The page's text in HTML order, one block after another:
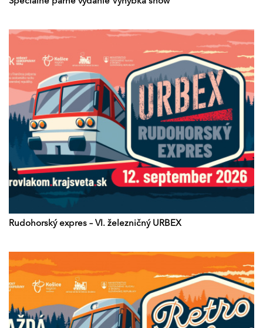
Rudohorský expres – VI. železničný URBEX